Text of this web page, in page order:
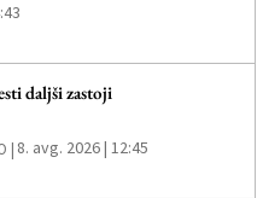
daljši zastoji
| 8. avg. 2026 | 12:45